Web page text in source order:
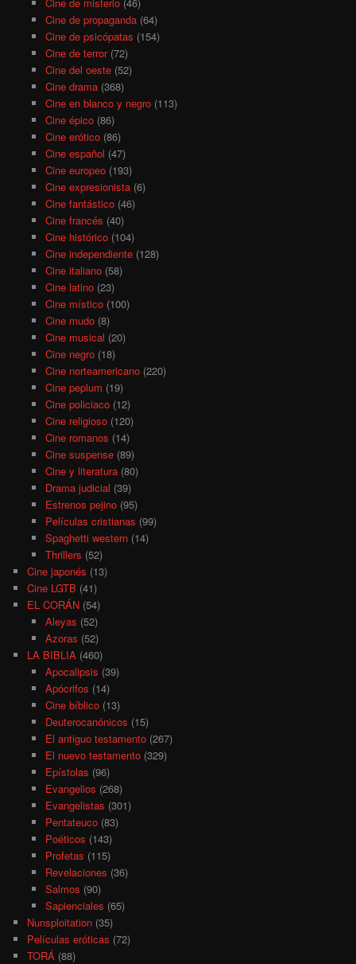
Cine de propaganda(64)
Cine de psicópatas (154)
Cine de terror(72)
Cine del oeste(52)
Cine drama(368)
Cine en blanco y negro(113)
Cine épico(86)
Cine erótico(86)
Cine español (47)
Cine europeo(193)
Cine expresionista(6)
Cine fantástico(46)
Cine francés (40)
Cine histórico(104)
Cine independiente(128)
Cine italiano(58)
Cine latino(23)
Cine místico(100)
Cine mudo(8)
Cine musical (20)
Cine negro(18)
Cine norteamericano(220)
Cine peplum (19)
Cine policiaco(12)
Cine religioso(120)
Cine romanos (14)
Cine suspense(89)
Cine y literatura(80)
Drama judicial (39)
Estrenos pejino(95)
Películas cristianas (99)
Spaghetti western(14)
Thrillers (52)
Cine japonés (13)
Cine LGTB (41)
EL CORÁN (54)
Aleyas (52)
Azoras (52)
LA BIBLIA (460)
Apocalipsis (39)
Apócrifos (14)
Cine bíblico(13)
Deuterocanónicos (15)
El antiguo testamento(267)
El nuevo testamento(329)
Epístolas (96)
Evangelios (268)
Evangelistas (301)
Pentateuco(83)
Poéticos (143)
Profetas (115)
Revelaciones (36)
Salmos (90)
Sapienciales (65)
Nunsploitation (35)
Películas eróticas (72)
TORÁ (88)